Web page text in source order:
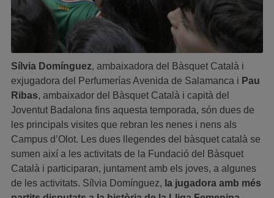
Sílvia Domínguez, ambaixadora del Bàsquet Català i
exjugadora del Perfumerías Avenida de Salamanca i Pau
Ribas, ambaixador del Bàsquet Català i capità del
Joventut Badalona fins aquesta temporada, són dues de
les principals visites que rebran les nenes i nens als
Campus d’Olot. Les dues llegendes del bàsquet català se
sumen així a les activitats de la Fundació del Bàsquet
Català i participaran, juntament amb els joves, a algunes
de les activitats. Sílvia Domínguez, la jugadora amb més